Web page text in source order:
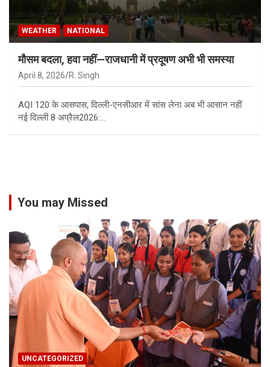
WEATHER NATIONAL
मौसम बदला, हवा नहीं—राजधानी में प्रदूषण अभी भी समस्या
April 8, 2026 R. Singh
AQI 120 के आसपास, दिल्ली-एनसीआर में सांस लेना अब भी आसान नहीं
नई दिल्ली 8 अप्रैल2026:…
You may Missed
UNCATEGORIZED